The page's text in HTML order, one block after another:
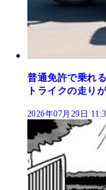
普通免許で乗れ
トライクの走り
2026年07月29日